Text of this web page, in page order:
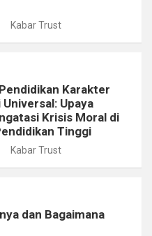
Kabar Trust
Karakter
Upaya
Krisis Moral di
Tinggi
Kabar Trust
dan Bagaimana